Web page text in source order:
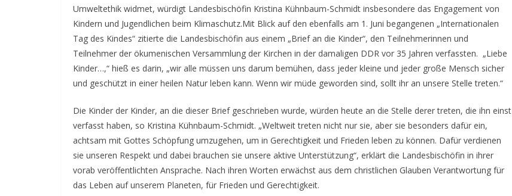
Umweltethik widmet, würdigt Landesbischöfin Kristina Kühnbaum-Schmidt insbesondere das Engagement von
Kindern und Jugendlichen beim Klimaschutz.Mit Blick auf den ebenfalls am 1. Juni begangenen „Internationalen
Tag des Kindes“ zitierte die Landesbischöfin aus einem „Brief an die Kinder“, den Teilnehmerinnen und
Teilnehmer der ökumenischen Versammlung der Kirchen in der damaligen DDR vor 35 Jahren verfassten. „Liebe
Kinder…,“ hieß es darin, „wir alle müssen uns darum bemühen, dass jeder kleine und jeder große Mensch sicher
und geschützt in einer heilen Natur leben kann. Wenn wir müde geworden sind, sollt ihr an unsere Stelle treten.“
Die Kinder der Kinder, an die dieser Brief geschrieben wurde, würden heute an die Stelle derer treten, die ihn einst
verfasst haben, so Kristina Kühnbaum-Schmidt. „Weltweit treten nicht nur sie, aber sie besonders dafür ein,
achtsam mit Gottes Schöpfung umzugehen, um in Gerechtigkeit und Frieden leben zu können. Dafür verdienen
sie unseren Respekt und dabei brauchen sie unsere aktive Unterstützung“, erklärt die Landesbischöfin in ihrer
vorab veröffentlichten Ansprache. Nach ihren Worten erwächst aus dem christlichen Glauben Verantwortung für
das Leben auf unserem Planeten, für Frieden und Gerechtigkeit.